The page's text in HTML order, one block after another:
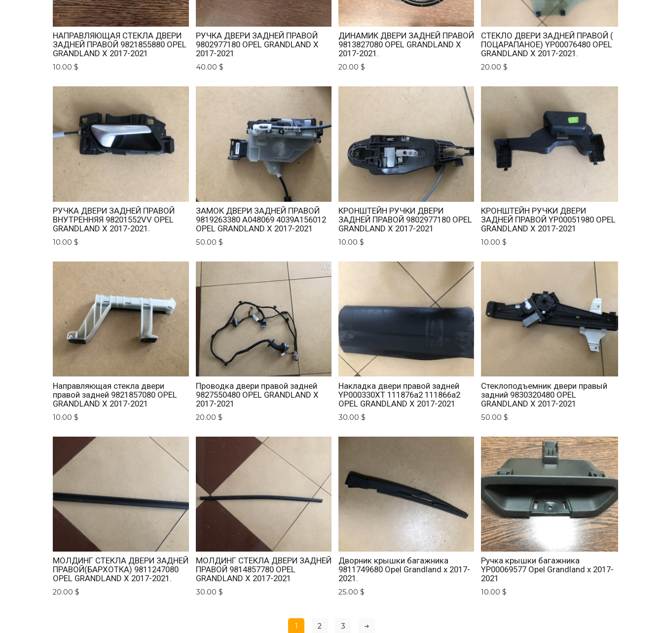
НАПРАВЛЯЮЩАЯ СТЕКЛА ДВЕРИ
ЗАДНЕЙ ПРАВОЙ 9821855880 OPEL
GRANDLAND X 2017-2021
10.00 $
РУЧКА ДВЕРИ ЗАДНЕЙ ПРАВОЙ
9802977180 OPEL GRANDLAND X
2017-2021
40.00 $
ДИНАМИК ДВЕРИ ЗАДНЕЙ ПРАВОЙ
9813827080 OPEL GRANDLAND X
2017-2021.
20.00 $
СТЕКЛО ДВЕРИ ЗАДНЕЙ ПРАВОЙ (
ПОЦАРАПАНОЕ) YP00076480 OPEL
GRANDLAND X 2017-2021.
20.00 $
РУЧКА ДВЕРИ ЗАДНЕЙ ПРАВОЙ
ВНУТРЕННЯЯ 98201552VV OPEL
GRANDLAND X 2017-2021.
10.00 $
ЗАМОК ДВЕРИ ЗАДНЕЙ ПРАВОЙ
9819263380 A048069 4039A156012
OPEL GRANDLAND X 2017-2021
50.00 $
КРОНШТЕЙН РУЧКИ ДВЕРИ
ЗАДНЕЙ ПРАВОЙ 9802977180 OPEL
GRANDLAND X 2017-2021
10.00 $
КРОНШТЕЙН РУЧКИ ДВЕРИ
ЗАДНЕЙ ПРАВОЙ YP00051980 OPEL
GRANDLAND X 2017-2021
10.00 $
Направляющая стекла двери
правой задней 9821857080 OPEL
GRANDLAND X 2017-2021
10.00 $
Проводка двери правой задней
9827550480 OPEL GRANDLAND X
2017-2021
20.00 $
Накладка двери правой задней
YP000330XT 111876a2 111866a2
OPEL GRANDLAND X 2017-2021
30.00 $
Стеклоподъемник двери правый
задний 9830320480 OPEL
GRANDLAND X 2017-2021
50.00 $
МОЛДИНГ СТЕКЛА ДВЕРИ ЗАДНЕЙ
ПРАВОЙ(БАРХОТКА) 9811247080
OPEL GRANDLAND X 2017-2021.
20.00 $
МОЛДИНГ СТЕКЛА ДВЕРИ ЗАДНЕЙ
ПРАВОЙ 9814857780 OPEL
GRANDLAND X 2017-2021
30.00 $
Дворник крышки багажника
9811749680 Opel Grandland x 2017-
2021.
25.00 $
Ручка крышки багажника
YP00069577 Opel Grandland x 2017-
2021
10.00 $
1 2 3